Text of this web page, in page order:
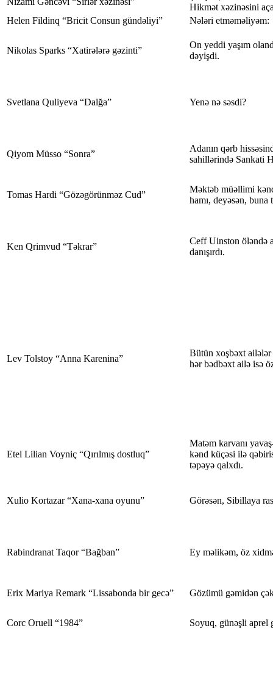
Hikmət xəzinəsini
Helen Fildinq “Bricit Consun gündəliyi”
Nələri etməməliyəm:
Nikolas Sparks “Xatirələrə gəzinti”
On yeddi yaşım
dəyişdi.
Svetlana Quliyeva “Dalğa” Yenə nə səsdi?
Qiyom Müsso “Sonra”
Adanın qərb
sahillərində Sankati
Tomas Hardi “Gözəgörünməz Cud”
Məktəb müəllimi
hamı, deyəsən, buna
Ken Qrimvud “Təkrar”
Ceff Uinston öləndə
danışırdı.
Lev Tolstoy “Anna Karenina”
Bütün xoşbəxt
hər bədbəxt ailə isə
Etel Lilian Voyniç “Qırılmış dostluq”
Matəm karvanı
kənd küçəsi ilə
təpəyə qalxdı.
Xulio Kortazar “Xana-xana oyunu” Görəsən, Sibillaya
Rabindranat Taqor “Bağban” Ey məlikəm, öz
Erix Mariya Remark “Lissabonda bir gecə” Gözümü gəmidən
Corc Oruell “1984” Soyuq, günəşli aprel